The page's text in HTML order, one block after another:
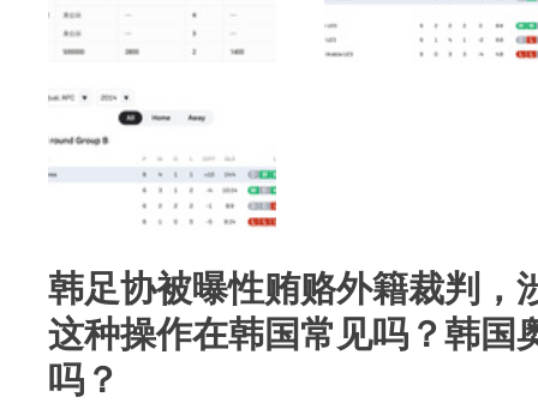
韩足协被曝性贿赂外籍裁判，
这种操作在韩国常见吗？韩国
吗？